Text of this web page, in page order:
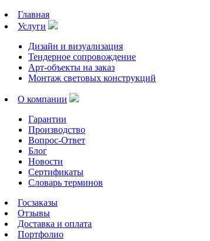
Главная
Услуги
Дизайн и визуализация
Тендерное сопровождение
Арт-объекты на заказ
Монтаж световых конструкций
О компании
Гарантии
Производство
Вопрос-Ответ
Блог
Новости
Сертификаты
Словарь терминов
Госзаказы
Отзывы
Доставка и оплата
Портфолио